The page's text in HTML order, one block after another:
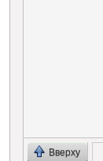
Вверху